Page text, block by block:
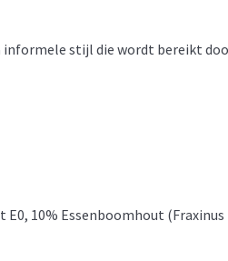
stijl die wordt bereikt
10% Essenboomhout (Fraxinus